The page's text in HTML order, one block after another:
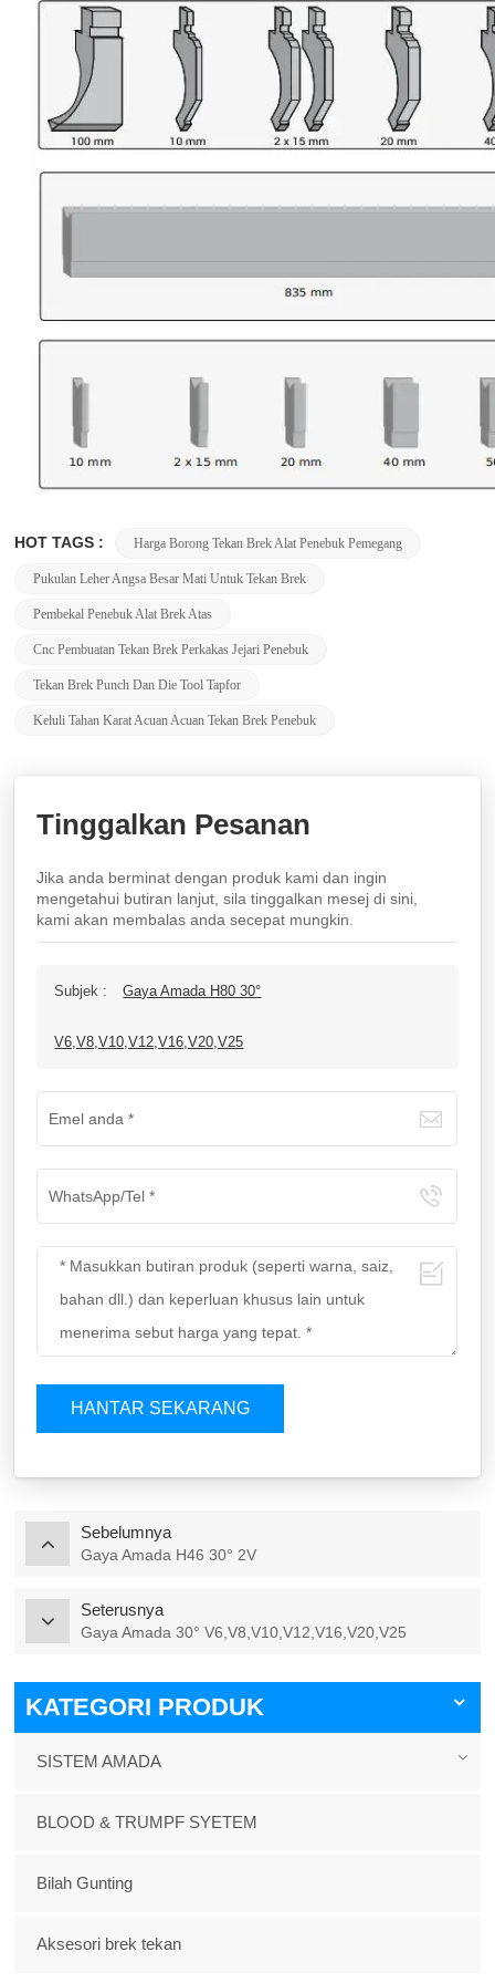
HOT TAGS : Harga Borong Tekan Brek Alat Penebuk Pemegang
Pukulan Leher Angsa Besar Mati Untuk Tekan Brek
Pembekal Penebuk Alat Brek Atas
Cnc Pembuatan Tekan Brek Perkakas Jejari Penebuk
Tekan Brek Punch Dan Die Tool Tapfor
Keluli Tahan Karat Acuan Acuan Tekan Brek Penebuk
Tinggalkan Pesanan
Jika anda berminat dengan produk kami dan ingin
mengetahui butiran lanjut, sila tinggalkan mesej di sini,
kami akan membalas anda secepat mungkin.
Subjek : Gaya Amada H80 30°
V6,V8,V10,V12,V16,V20,V25
HANTAR SEKARANG
Sebelumnya
Gaya Amada H46 30° 2V
Seterusnya
Gaya Amada 30° V6,V8,V10,V12,V16,V20,V25
KATEGORI PRODUK
SISTEM AMADA
BLOOD & TRUMPF SYETEM
Bilah Gunting
Aksesori brek tekan